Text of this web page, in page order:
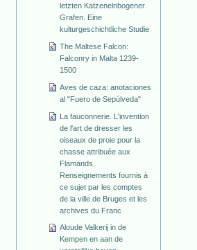
letzten Katzenelnbogener
Grafen. Eine
kulturgeschichtliche Studie
The Maltese Falcon:
Falconry in Malta 1239-
1500
Aves de caza: anotaciones
al "Fuero de Sepúlveda"
La fauconnerie. L'invention
de l'art de dresser les
oiseaux de proie pour la
chasse attribuée aux
Flamands.
Renseignements fournis à
ce sujet par les comptes
de la ville de Bruges et les
archives du Franc
Aloude Valkerij in de
Kempen en aan de